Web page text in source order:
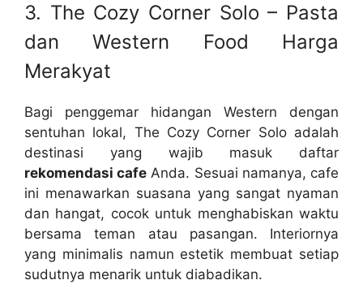
3. The Cozy Corner Solo – Pasta
dan Western Food Harga
Merakyat
Bagi penggemar hidangan Western dengan
sentuhan lokal, The Cozy Corner Solo adalah
destinasi yang wajib masuk daftar
rekomendasi cafe Anda. Sesuai namanya, cafe
ini menawarkan suasana yang sangat nyaman
dan hangat, cocok untuk menghabiskan waktu
bersama teman atau pasangan. Interiornya
yang minimalis namun estetik membuat setiap
sudutnya menarik untuk diabadikan.